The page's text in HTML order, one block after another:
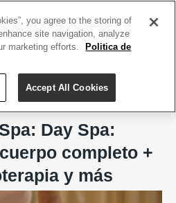
Day Spa:
completo +
y más
you agree to the storing of
site navigation, analyze
marketing efforts.
Politica de
Accept All Cookies